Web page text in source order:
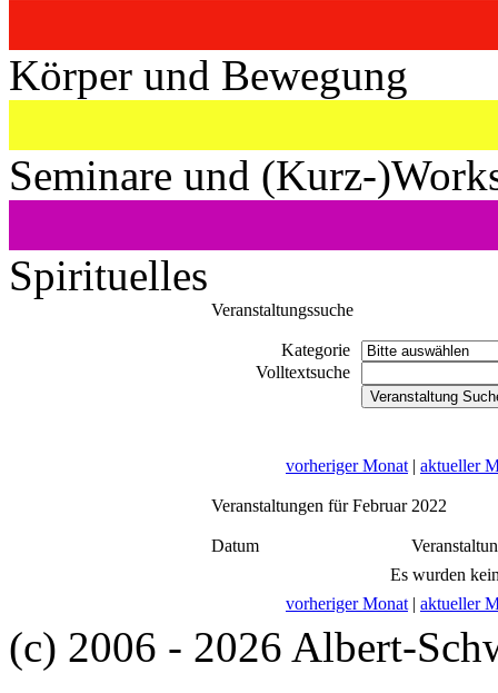
Körper und Bewegung
Seminare und (Kurz-
Spirituelles
Veranstaltungssuche
Kategorie
Volltextsuche
vorheriger Monat | aktueller
Veranstaltungen für Februar 2022
Datum
Es wurden
vorheriger Monat | aktueller
(c) 2006 - 2026 Albert-